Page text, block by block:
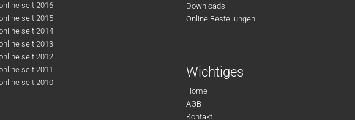
seit 2016
seit 2015
seit 2014
seit 2013
seit 2012
seit 2011
seit 2010
Downloads
Online Bestellungen
Wichtiges
Home
AGB
Kontakt